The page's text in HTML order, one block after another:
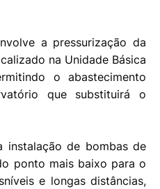
a pressurização da
na Unidade Básica
o abastecimento
que substituirá o
instalação de bombas de
ponto mais baixo para o
e longas distâncias,